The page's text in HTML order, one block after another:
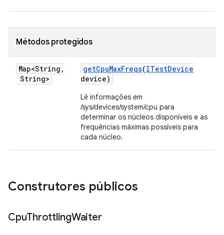
Métodos protegidos
Map<String ,
String>
getCpuMaxFreqs(ITestDevice
device)
Lê informações em
/sys/devices/system/cpu para
determinar os núcleos disponíveis e as
frequências máximas possíveis para
cada núcleo.
Construtores públicos
CpuThrottlingWaiter